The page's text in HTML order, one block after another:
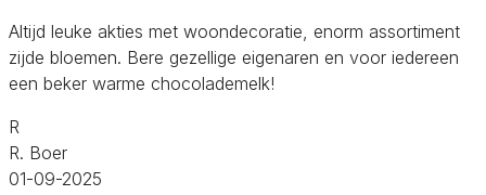
Altijd leuke akties met woondecoratie, enorm assortiment
zijde bloemen. Bere gezellige eigenaren en voor iedereen
een beker warme chocolademelk!
R
R. Boer
01-09-2025